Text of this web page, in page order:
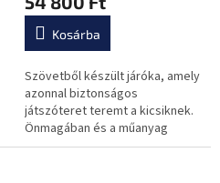
Kosárba
Szövetből készült járóka, amely
azonnal biztonságos
játszóteret teremt a kicsiknek.
Önmagában és a műanyag
labdák medencéjeként is